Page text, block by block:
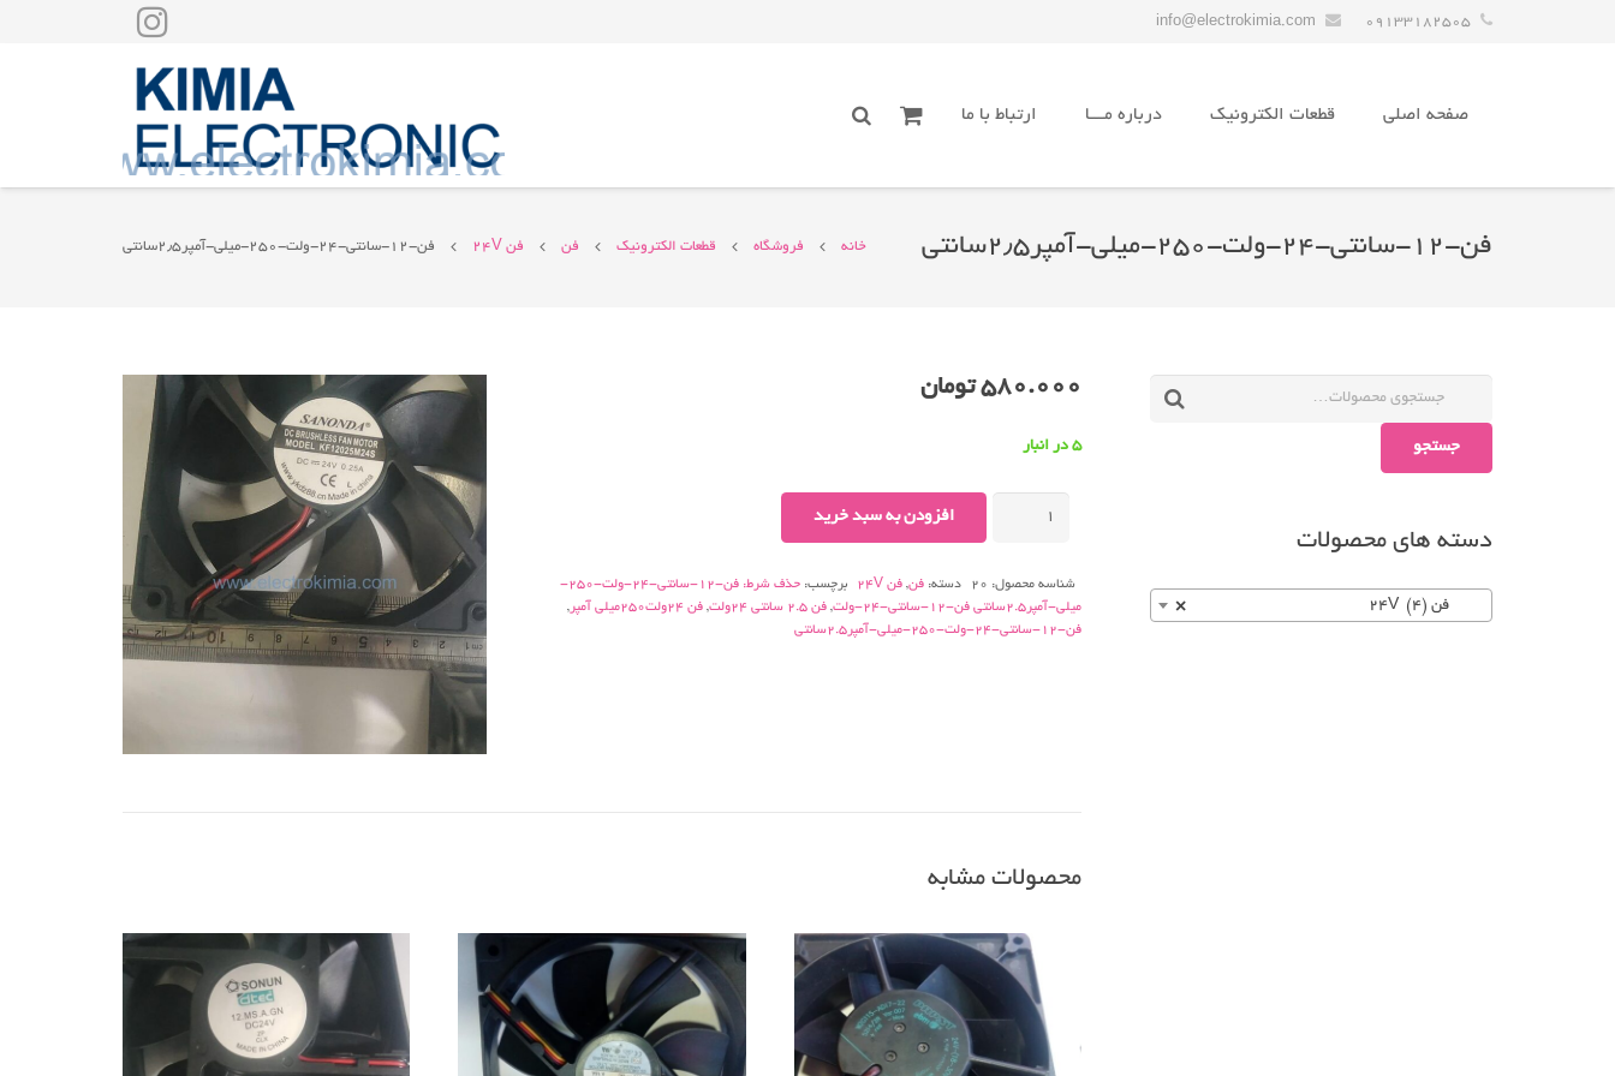
09133182505
info@electrokimia.com
صفحه اصلی قطعات الکترونیک درباره مـــا ارتباط با ما
فن-۱۲-سانتی-۲۴-ولت-۲۵۰-میلی-آمپر۲٫۵سانتی خانه فروشگاه قطعات الکترونیک فن فن 24V فن-۱۲-سانتی-۲۴-ولت-۲۵۰-میلی-آمپر۲٫۵سانتی
580.000 تومان
5 در انبار
میلی-
آمپر۲٫۵سانتی
افزودن به سبد خرید
شناسه محصول: 20 دسته: فن, فن 24V برچسب:
حذف شرط: فن-12-سانتی-24-ولت-250-
میلی-آمپر2.5سانتی فن-12-سانتی-24-ولت
, فن 2.5 سانتی 24ولت , فن 24ولت250میلی آمپر
,
فن-12-سانتی-24-ولت-250-میلی-آمپر2.5سانتی
محصولات مشابه
جستجو
دسته های محصولات
× فن 24V (4)